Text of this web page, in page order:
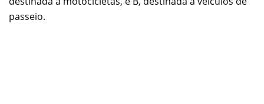
passeio.